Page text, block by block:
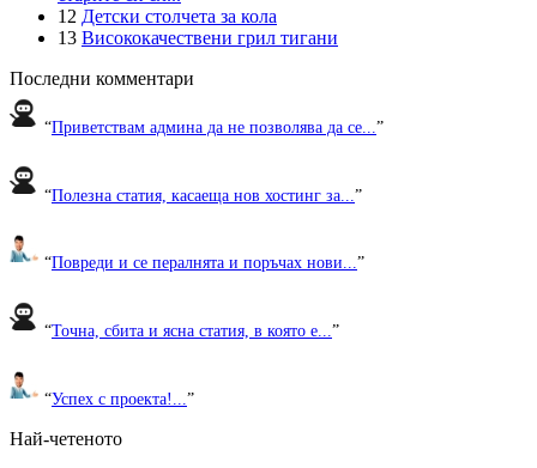
12 Детски столчета за кола
13 Висококачествени грил тигани
Последни комментари
“Приветствам админа да не позволява да се... ”
“Полезна статия, касаеща нов хостинг за... ”
“Повреди и се пералнята и поръчах нови...”
“Точна, сбита и ясна статия, в която е...”
“Успех с проекта!... ”
Най-четеното